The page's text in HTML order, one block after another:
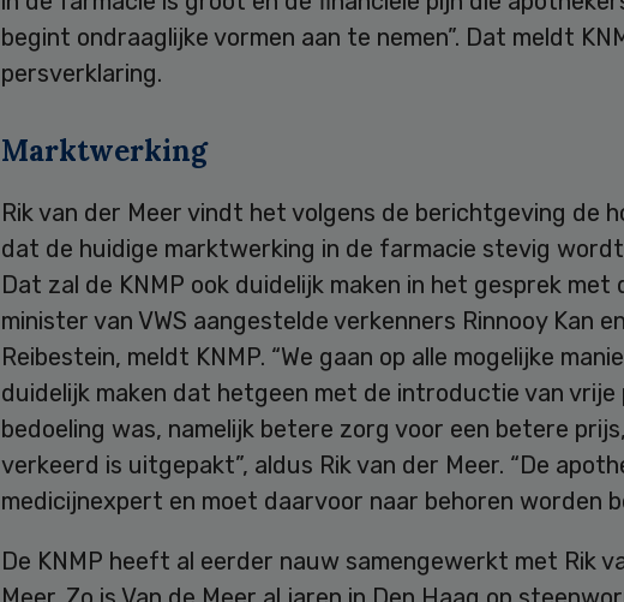
begint ondraaglijke vormen aan te nemen”. Dat meldt
persverklaring.
Marktwerking
Rik van der Meer vindt het volgens de berichtgeving de
dat de huidige marktwerking in de farmacie stevig
Dat zal de KNMP ook duidelijk maken in het gesprek met
minister van VWS aangestelde verkenners Rinnooy Kan en
Reibestein, meldt KNMP. “We gaan op alle mogelijke
duidelijk maken dat hetgeen met de introductie van vrije
bedoeling was, namelijk betere zorg voor een betere
verkeerd is uitgepakt”, aldus Rik van der Meer. “De
medicijnexpert en moet daarvoor naar behoren worden
De KNMP heeft al eerder nauw samengewerkt met Rik